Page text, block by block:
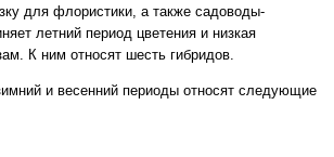
для флористики, а также садоводы-
летний период цветения и низкая
К ним относят шесть гибридов.
и весенний периоды относят следующие